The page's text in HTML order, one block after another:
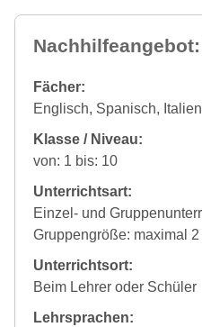
Fächer:
Englisch, Spanisch,
Klasse / Niveau:
von: 1 bis: 10
Unterrichtsart:
Einzel- und
Gruppengröße: maximal
Unterrichtsort:
Beim Lehrer oder Schüler
Lehrsprachen: